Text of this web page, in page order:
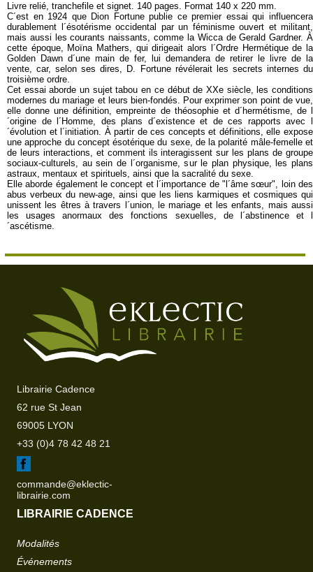
Livre relié, tranchefile et signet. 140 pages. Format 140 x 220 mm.
C´est en 1924 que Dion Fortune publie ce premier essai qui influencera
durablement l´ésotérisme occidental par un féminisme ouvert et militant,
mais aussi les courants naissants, comme la Wicca de Gerald Gardner. À
cette époque, Moïna Mathers, qui dirigeait alors l´Ordre Hermétique de la
Golden Dawn d´une main de fer, lui demandera de retirer le livre de la
vente, car, selon ses dires, D. Fortune révélerait les secrets internes du
troisième ordre.
Cet essai aborde un sujet tabou en ce début de XXe siècle, les conditions
modernes du mariage et leurs bien-fondés. Pour exprimer son point de vue,
elle donne une définition, empreinte de théosophie et d´hermétisme, de l
´origine de l´Homme, des plans d´existence et de ces rapports avec l
´évolution et l´initiation. À partir de ces concepts et définitions, elle expose
une approche du concept ésotérique du sexe, de la polarité mâle-femelle et
de leurs interactions, et comment ils interagissent sur les plans de groupe
sociaux-culturels, au sein de l´organisme, sur le plan physique, les plans
astraux, mentaux et spirituels, ainsi que la sacralité du sexe.
Elle aborde également le concept et l´importance de "l´âme sœur", loin des
abus verbeux du new-age, ainsi que les liens karmiques et cosmiques qui
unissent les êtres à travers l´union, le mariage et les enfants, mais aussi
les usages anormaux des fonctions sexuelles, de l´abstinence et l
´ascétisme.
Librairie Cadence
62 rue St Jean
69005 LYON
+33 (0)4 78 42 48 21
commande@eklectic-
librairie.com
LIBRAIRIE CADENCE
Modalités
Événements